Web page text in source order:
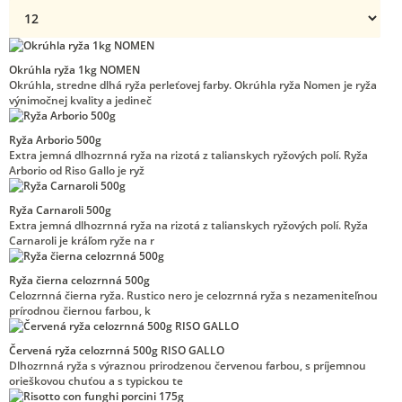
Okrúhla ryža 1kg NOMEN
Okrúhla, stredne dlhá ryža perleťovej farby. Okrúhla ryža Nomen je ryža
výnimočnej kvality a jedineč
Ryža Arborio 500g
Extra jemná dlhozrnná ryža na rizotá z talianskych ryžových polí. Ryža
Arborio od Riso Gallo je ryž
Ryža Carnaroli 500g
Extra jemná dlhozrnná ryža na rizotá z talianskych ryžových polí. Ryža
Carnaroli je kráľom ryže na r
Ryža čierna celozrnná 500g
Celozrnná čierna ryža. Rustico nero je celozrnná ryža s nezameniteľnou
prírodnou čiernou farbou, k
Červená ryža celozrnná 500g RISO GALLO
Dlhozrnná ryža s výraznou prirodzenou červenou farbou, s príjemnou
orieškovou chuťou a s typickou te